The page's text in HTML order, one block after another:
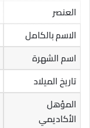
العنصر
الاسم بالكامل
اسم الشهرة
تاريخ الميلاد
المؤهل
الأكاديمي